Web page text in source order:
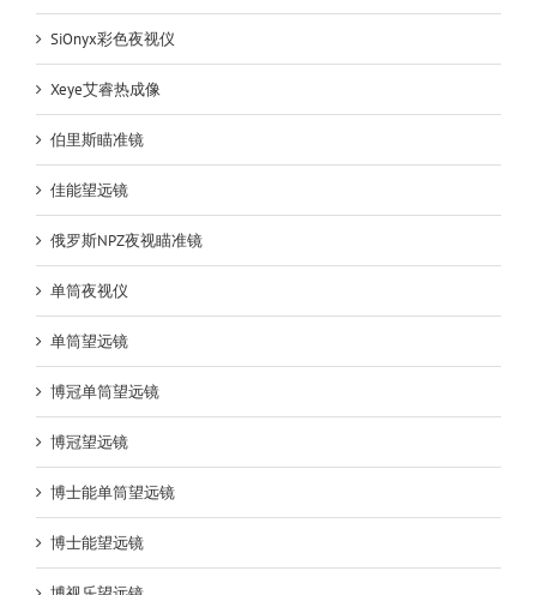
SiOnyx彩色夜视仪
Xeye艾睿热成像
伯里斯瞄准镜
佳能望远镜
俄罗斯NPZ夜视瞄准镜
单筒夜视仪
单筒望远镜
博冠单筒望远镜
博冠望远镜
博士能单筒望远镜
博士能望远镜